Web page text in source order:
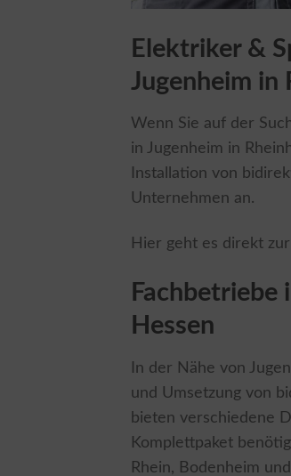
Elektriker &
Jugenheim in
Wenn Sie auf der
in Jugenheim in
Installation von
Unternehmen an.
Hier geht es direkt
Fachbetriebe
Hessen
In der Nähe von
und Umsetzung von
bieten verschiedene
Komplettpaket
Rhein, Bodenheim